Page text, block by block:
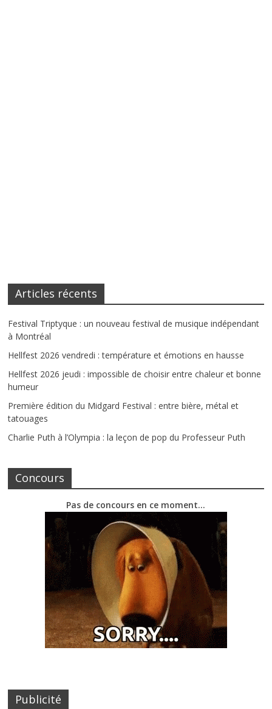
Articles récents
Festival Triptyque : un nouveau festival de musique indépendant
à Montréal
Hellfest 2026 vendredi : température et émotions en hausse
Hellfest 2026 jeudi : impossible de choisir entre chaleur et bonne
humeur
Première édition du Midgard Festival : entre bière, métal et
tatouages
Charlie Puth à l’Olympia : la leçon de pop du Professeur Puth
Concours
Pas de concours en ce moment…
Publicité